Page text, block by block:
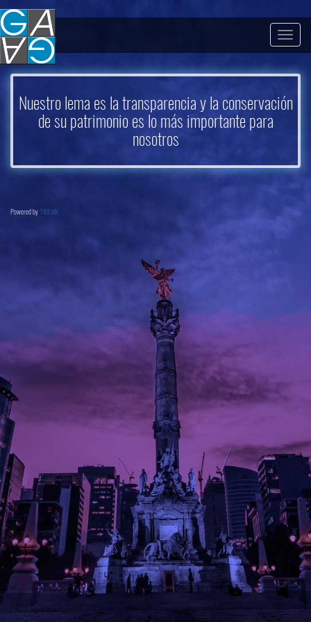
Nuestro lema es la transparencia y la conservación
de su patrimonio es lo más importante para
nosotros
Powered by 789.MX